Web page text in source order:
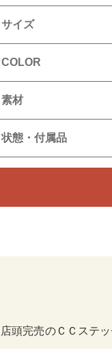
サイズ
COLOR
素材
状態・付属品
店頭完売のＣＣステ